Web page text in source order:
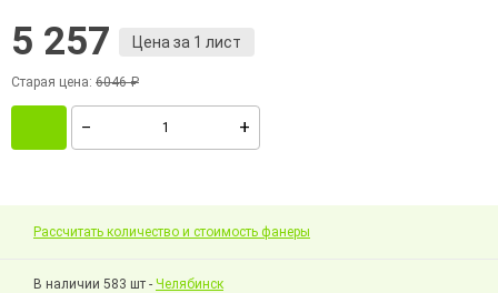
5 257 Цена за 1 лист
Старая цена: 6046 ₽
Рассчитать количество и стоимость фанеры
В наличии 583 шт - Челябинск